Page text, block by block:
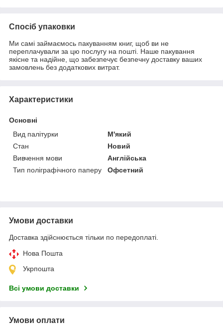
Спосіб упаковки
Ми самі займаємось пакуванням книг, щоб ви не
переплачували за цю послугу на пошті. Наше пакування
якісне та надійне, що забезпечує безпечну доставку ваших
замовлень без додаткових витрат.
Характеристики
Основні
Вид палітурки
М'який
Стан
Новий
Вивчення мови
Англійська
Тип поліграфічного паперу
Офсетний
Умови доставки
Доставка здійснюється тільки по передоплаті.
Нова Пошта
Укрпошта
Всі умови доставки
Умови оплати